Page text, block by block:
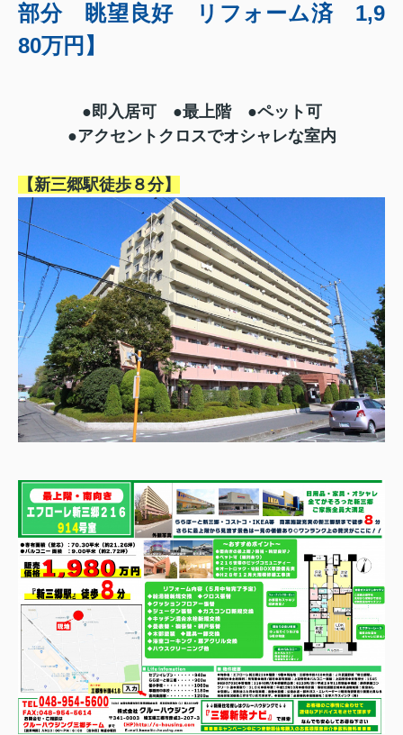
部分 眺望良好 リフォーム済 1,9
80万円】
●即入居可 ●最上階 ●ペット可
●アクセントクロスでオシャレな室内
【新三郷駅徒歩８分】